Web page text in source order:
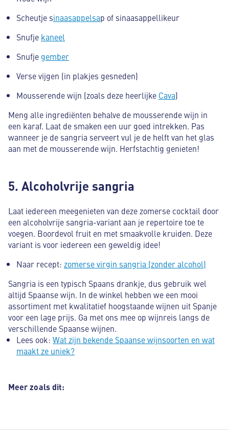
Scheutje sinaasappelsap of sinaasappellikeur
Snufje kaneel
Snufje gember
Verse vijgen (in plakjes gesneden)
Mousserende wijn (zoals deze heerlijke Cava)
Meng alle ingrediënten behalve de mousserende wijn in
een karaf. Laat de smaken een uur goed intrekken. Pas
wanneer je de sangria serveert vul je de helft van het glas
aan met de mousserende wijn. Herfstachtig genieten!
5. Alcoholvrije sangria
Laat iedereen meegenieten van deze zomerse cocktail door
een alcoholvrije sangria-variant aan je repertoire toe te
voegen. Boordevol fruit en met smaakvolle kruiden. Deze
variant is voor iedereen een geweldig idee!
Naar recept: zomerse virgin sangria (zonder alcohol)
Sangria is een typisch Spaans drankje, dus gebruik wel
altijd Spaanse wijn. In de winkel hebben we een mooi
assortiment met kwalitatief hoogstaande wijnen uit Spanje
voor een lage prijs. Ga met ons mee op wijnreis langs de
verschillende Spaanse wijnen.
Lees ook: Wat zijn bekende Spaanse wijnsoorten en wat
maakt ze uniek?
Meer zoals dit: